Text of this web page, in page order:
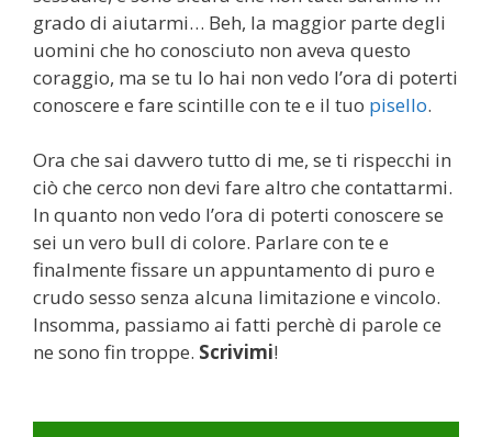
grado di aiutarmi… Beh, la maggior parte degli
uomini che ho conosciuto non aveva questo
coraggio, ma se tu lo hai non vedo l’ora di poterti
conoscere e fare scintille con te e il tuo pisello.
Ora che sai davvero tutto di me, se ti rispecchi in
ciò che cerco non devi fare altro che contattarmi.
In quanto non vedo l’ora di poterti conoscere se
sei un vero bull di colore. Parlare con te e
finalmente fissare un appuntamento di puro e
crudo sesso senza alcuna limitazione e vincolo.
Insomma, passiamo ai fatti perchè di parole ce
ne sono fin troppe. Scrivimi!